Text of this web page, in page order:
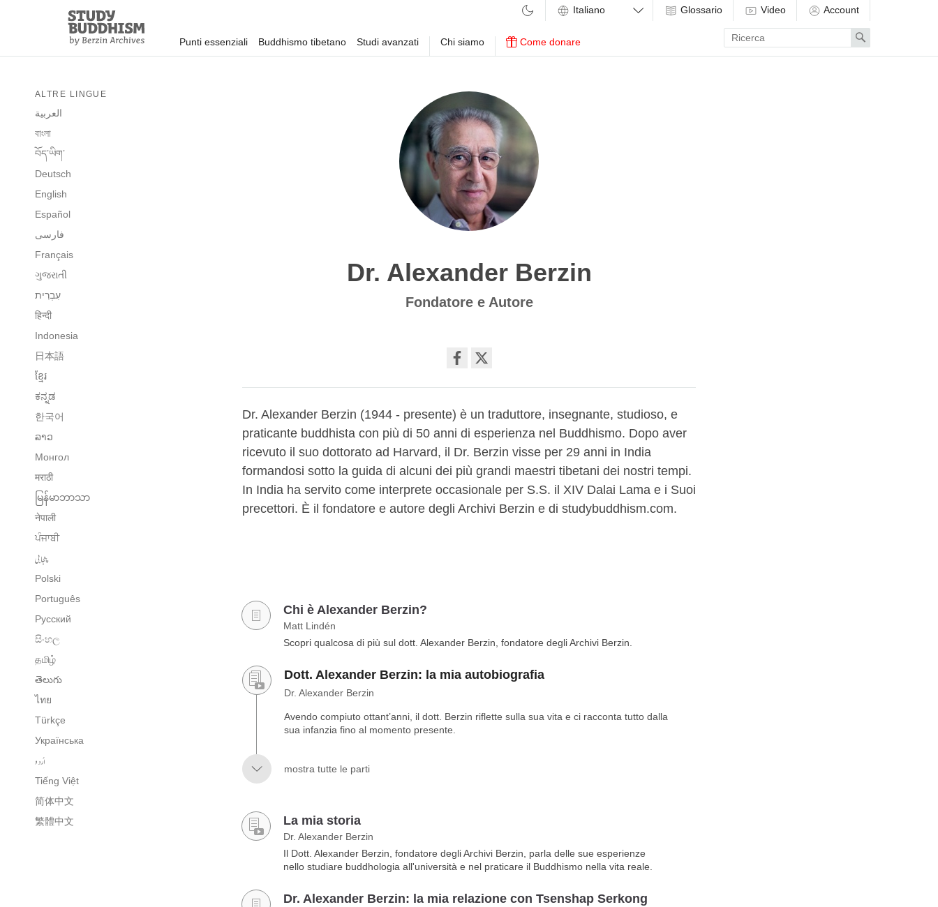
Study
Buddhism
Home
Punti essenziali Buddhismo tibetano Studi avanzati Chi siamo Come donare
Glossario Video Account
Enter
search
term
Search
ALTRE LINGUE
العربية
বাংলা
བོད་ཡིག་
Deutsch
English
Español
فارسی
Français
ગુજરાતી
हिन्दी
Indonesia
日本語
ខ្មែរ
ಕನ್ನಡ
한국어
ລາວ
Монгол
मराठी
မြန်မာဘာသာ
नेपाली
ਪੰਜਾਬੀ
پنجابی
Polski
Português
Русский
සිංහල
தமிழ்
తెలుగు
ไทย
Türkçe
Українська
اُردو
Tiếng Việt
简体中文
繁體中文
Dr. Alexander Berzin
Fondatore e Autore
facebook
Dr. Alexander Berzin (1944 - presente) è un traduttore, insegnante, studioso, e
praticante buddhista con più di 50 anni di esperienza nel Buddhismo. Dopo aver
ricevuto il suo dottorato ad Harvard, il Dr. Berzin visse per 29 anni in India
formandosi sotto la guida di alcuni dei più grandi maestri tibetani dei nostri tempi.
In India ha servito come interprete occasionale per S.S. il XIV Dalai Lama e i Suoi
precettori. È il fondatore e autore degli Archivi Berzin e di studybuddhism.com.
Chi è Alexander Berzin?
Matt Lindén
Scopri qualcosa di più sul dott. Alexander Berzin, fondatore degli Archivi Berzin.
Dott. Alexander Berzin: la mia autobiografia
Dr. Alexander Berzin
Avendo compiuto ottant’anni, il dott. Berzin riflette sulla sua vita e ci racconta tutto dalla
sua infanzia fino al momento presente.
mostra tutte le parti
La mia storia
Dr. Alexander Berzin
Il Dott. Alexander Berzin, fondatore degli Archivi Berzin, parla delle sue esperienze
nello studiare buddhologia all'università e nel praticare il Buddhismo nella vita reale.
Dr. Alexander Berzin: la mia relazione con Tsenshap Serkong